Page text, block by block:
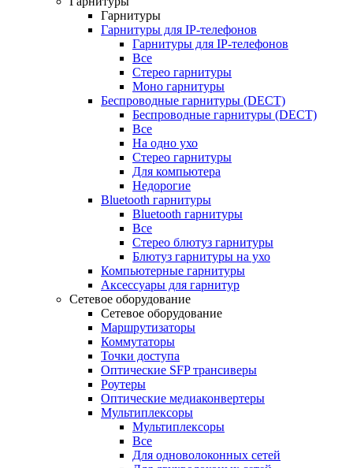
Гарнитуры
Гарнитуры для IP-телефонов
Гарнитуры для IP-телефонов
Все
Стерео гарнитуры
Моно гарнитуры
Беспроводные гарнитуры (DECT)
Беспроводные гарнитуры (DECT)
Все
На одно ухо
Стерео гарнитуры
Для компьютера
Недорогие
Bluetooth гарнитуры
Bluetooth гарнитуры
Все
Стерео блютуз гарнитуры
Блютуз гарнитуры на ухо
Компьютерные гарнитуры
Аксессуары для гарнитур
Сетевое оборудование
Сетевое оборудование
Маршрутизаторы
Коммутаторы
Точки доступа
Оптические SFP трансиверы
Роутеры
Оптические медиаконвертеры
Мультиплексоры
Мультиплексоры
Все
Для одноволоконных сетей